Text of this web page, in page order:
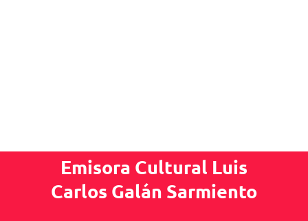
Emisora Cultural Luis
Carlos Galán Sarmiento